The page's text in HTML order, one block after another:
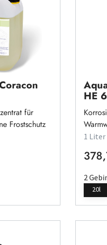
für
Frostschutz
HE 6
1 Liter
2
20l